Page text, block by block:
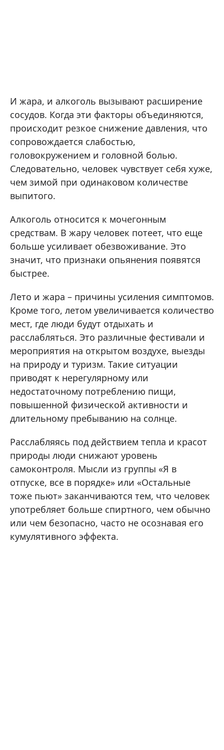
И жара, и алкоголь вызывают расширение
сосудов. Когда эти факторы объединяются,
происходит резкое снижение давления, что
сопровождается слабостью,
головокружением и головной болью.
Следовательно, человек чувствует себя хуже,
чем зимой при одинаковом количестве
выпитого.
Алкоголь относится к мочегонным
средствам. В жару человек потеет, что еще
больше усиливает обезвоживание. Это
значит, что признаки опьянения появятся
быстрее.
Лето и жара – причины усиления симптомов.
Кроме того, летом увеличивается количество
мест, где люди будут отдыхать и
расслабляться. Это различные фестивали и
мероприятия на открытом воздухе, выезды
на природу и туризм. Такие ситуации
приводят к нерегулярному или
недостаточному потреблению пищи,
повышенной физической активности и
длительному пребыванию на солнце.
Расслабляясь под действием тепла и красот
природы люди снижают уровень
самоконтроля. Мысли из группы «Я в
отпуске, все в порядке» или «Остальные
тоже пьют» заканчиваются тем, что человек
употребляет больше спиртного, чем обычно
или чем безопасно, часто не осознавая его
кумулятивного эффекта.